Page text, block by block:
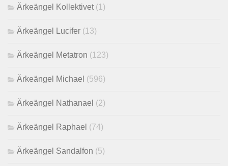
Ärkeängel Kollektivet (1)
Ärkeängel Lucifer (13)
Ärkeängel Metatron (123)
Ärkeängel Michael (596)
Ärkeängel Nathanael (2)
Ärkeängel Raphael (74)
Ärkeängel Sandalfon (5)